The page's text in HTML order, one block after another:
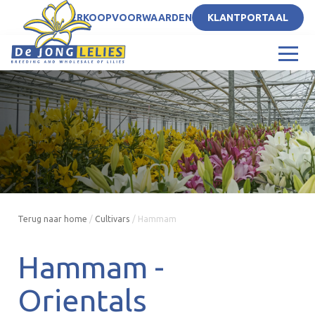
NLVERKOOPVOORWAARDEN KLANTPORTAAL
Terug naar home / Cultivars / Hammam
Hammam -
Orientals